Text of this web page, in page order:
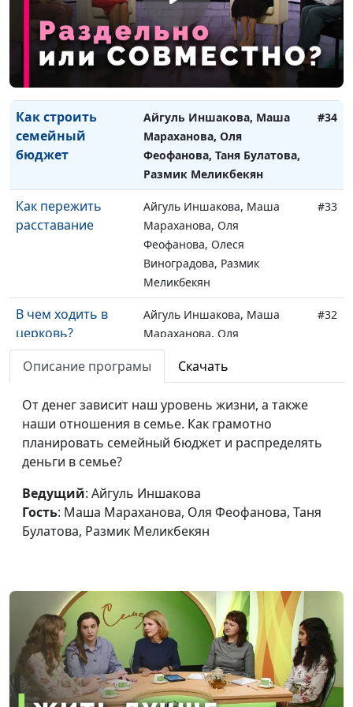
Как жить без
папы?
Айгуль Иншакова, Маша
Мараханова, Оля
Феофанова, Олеся
Виноградова, Вика Булатова
Как строить
семейный
бюджет
Айгуль Иншакова, Маша
Мараханова, Оля
Феофанова, Таня Булатова,
Размик Меликбекян
#34
Как пережить
расставание
Айгуль Иншакова, Маша
Мараханова, Оля
Феофанова, Олеся
Виноградова, Размик
Меликбекян
#33
В чем ходить в
церковь?
Айгуль Иншакова, Маша
Мараханова, Оля
Феофанова, Вика Булатова,
Таня Булатова
#32
Как вернуться в
церковь
Айгуль Иншакова, Маша
Мараханова, Оля
Феофанова, Вика Булатова,
Близость до
брака: стоит ли?
Настя Сергеева, Маша
Мараханова, Оля
Феофанова, Вика Булатова,
Если любовь — то
от Бога?
Настя Сергеева, Маша
Мараханова, Оля
Феофанова, Вика Булатова,
Таня Булатова
Стоит ли
Настя Сергеева, Маша
#28
Описание програмы Скачать
От денег зависит наш уровень жизни, а также
наши отношения в семье. Как грамотно
планировать семейный бюджет и распределять
деньги в семье?
Ведущий: Айгуль Иншакова
Гость: Маша Мараханова, Оля Феофанова, Таня
Булатова, Размик Меликбекян